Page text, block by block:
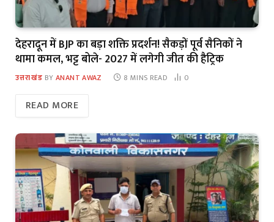
देहरादून में BJP का बड़ा शक्ति प्रदर्शन! सैकड़ों पूर्व सैनिकों ने
थामा कमल, भट्ट बोले- 2027 में लगेगी जीत की हैट्रिक
उत्तराखंड BY ANANT AWAZ 8 MINS READ 0
READ MORE